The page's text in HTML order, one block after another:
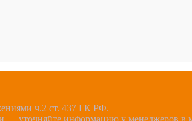
ч.2 ст. 437 ГК РФ.
— уточняйте информацию у менеджеров в